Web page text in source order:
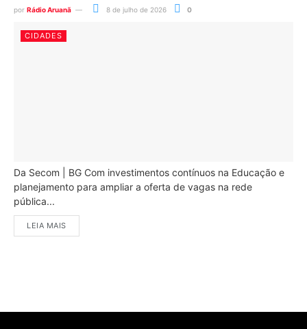
por Rádio Aruanã 8 de julho de 2026 0
CIDADES
Da Secom | BG Com investimentos contínuos na Educação e
planejamento para ampliar a oferta de vagas na rede
pública...
LEIA MAIS